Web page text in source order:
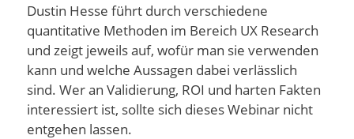
Dustin Hesse führt durch verschiedene
quantitative Methoden im Bereich UX Research
und zeigt jeweils auf, wofür man sie verwenden
kann und welche Aussagen dabei verlässlich
sind. Wer an Validierung, ROI und harten Fakten
interessiert ist, sollte sich dieses Webinar nicht
entgehen lassen.